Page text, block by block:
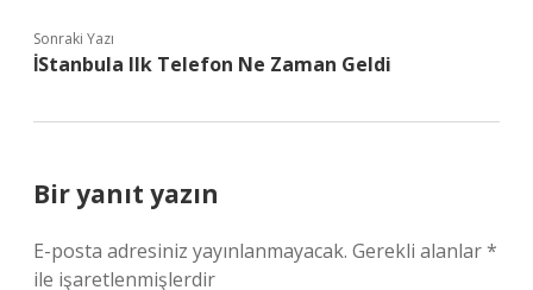
Sonraki Yazı
İStanbula Ilk Telefon Ne Zaman Geldi
Bir yanıt yazın
E-posta adresiniz yayınlanmayacak. Gerekli alanlar*
ile işaretlenmişlerdir